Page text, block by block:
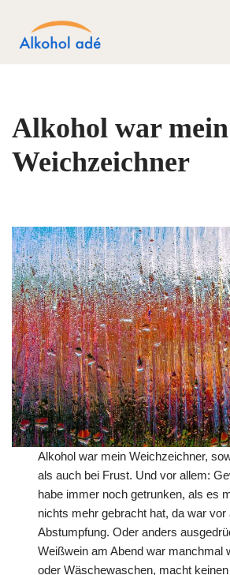
Zum
Alkohol war mein
Weichzeichner
Alkohol war mein Weichzeichner,
als auch bei Frust. Und vor allem:
habe immer noch getrunken, als es
nichts mehr gebracht hat, da war vor
Abstumpfung. Oder anders
Weißwein am Abend war manchmal
oder Wäschewaschen, macht